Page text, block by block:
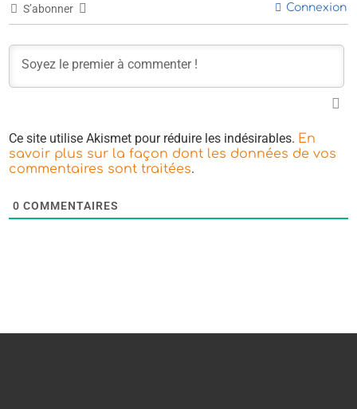
S’abonner Connexion
Ce site utilise Akismet pour réduire les indésirables. En
savoir plus sur la façon dont les données de vos
commentaires sont traitées.
0 COMMENTAIRES